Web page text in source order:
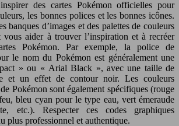
des cartes Pokémon officielles pour
les bonnes polices et les bonnes icônes.
banques d’images et des palettes de couleurs
aider à trouver l’inspiration et à recréer
Pokémon. Par exemple, la police de
le nom du Pokémon est généralement une
» ou « Arial Black », avec une taille de
et un effet de contour noir. Les couleurs
Pokémon sont également spécifiques (rouge
bleu cyan pour le type eau, vert émeraude
etc.). Respecter ces codes graphiques
plus professionnel et authentique.